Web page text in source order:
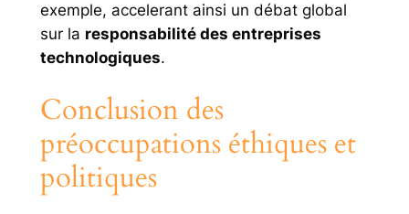
exemple, accelerant ainsi un débat global
sur la responsabilité des entreprises
technologiques.
Conclusion des
préoccupations éthiques et
politiques